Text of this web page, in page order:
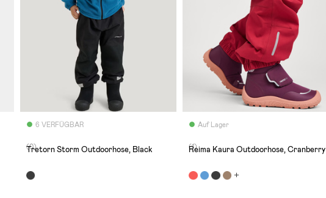
6 VERFÜGBAR
(0)
Tretorn Storm Outdoorhose, Black
Auf Lager
(1)
Reima Kaura Outdoorhose, Cranberry